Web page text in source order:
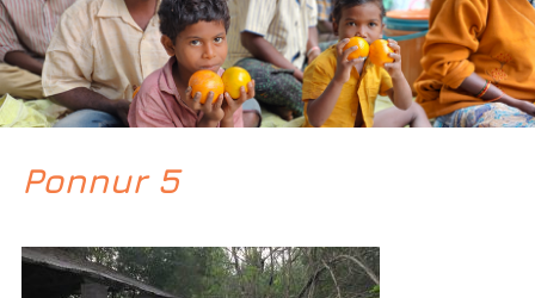
Ponnur 5